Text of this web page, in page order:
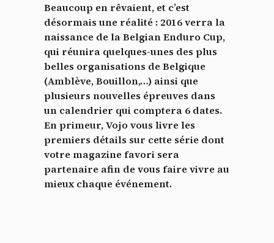
Beaucoup en rêvaient, et c’est
désormais une réalité : 2016 verra la
naissance de la Belgian Enduro Cup,
qui réunira quelques-unes des plus
belles organisations de Belgique
(Amblève, Bouillon,…) ainsi que
plusieurs nouvelles épreuves dans
un calendrier qui comptera 6 dates.
En primeur, Vojo vous livre les
premiers détails sur cette série dont
votre magazine favori sera
partenaire afin de vous faire vivre au
mieux chaque événement.